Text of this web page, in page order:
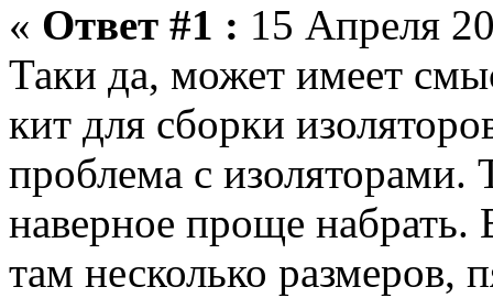
« Ответ #1 : 15 Апреля
Таки да, может имеет
кит для сборки
проблема с изоляторами.
наверное проще
там несколько размеров,